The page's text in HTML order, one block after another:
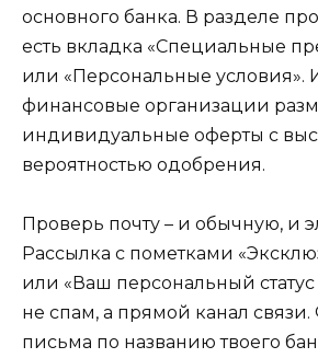
основного банка. В разделе
есть вкладка «Специальные
или «Персональные условия».
финансовые организации
индивидуальные оферты с
вероятностью одобрения.
Проверь почту – и обычную, и
Рассылка с пометками
или «Ваш персональный статус
не спам, а прямой канал
письма по названию твоего